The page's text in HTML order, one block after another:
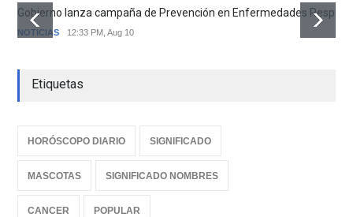
Gobierno lanza campaña de Prevención en Enfermedades
NOTICIAS 12:33 PM, Aug 10
Etiquetas
HORÓSCOPO DIARIO SIGNIFICADO
MASCOTAS SIGNIFICADO NOMBRES
CANCER POPULAR